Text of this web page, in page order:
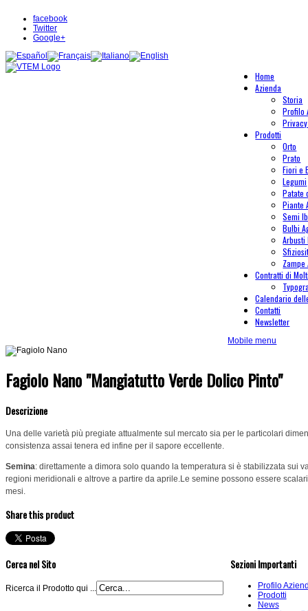
facebook
Twitter
Google+
Home
Azienda
Storia
Profilo
Prodotti
Orto
Prato
Fiori e
Legumi
Patate
Piante
Semi
Bulbi
Arbusti
Zampe
Contratti di
Calendario
Contatti
Newsletter
Mobile menu
Fagiolo Nano "Mangiatutto Verde Dolico Pinto"
Descrizione
Una delle varietà più pregiate attualmente sul mercato sia per le particolari
consistenza assai tenera ed infine per il sapore eccellente.
Semina: direttamente a dimora solo quando la temperatura si è stabilizzata sui
regioni meridionali e altrove a partire da aprile.Le semine possono essere
mesi.
Share this product
Cerca nel Sito
Ricerca il Prodotto qui ...
Sezioni Importanti
Profilo
Prodotti
News